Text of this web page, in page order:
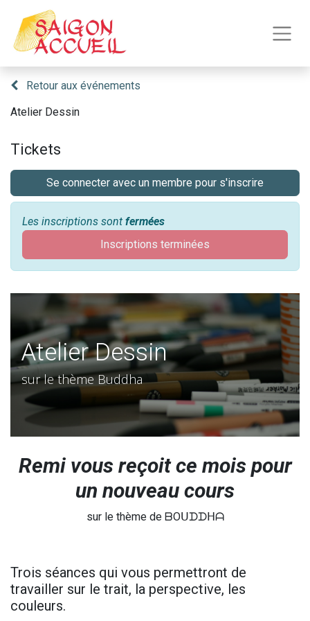
Retour aux événements
Atelier Dessin
Tickets
Se connecter avec un membre pour s'inscrire
Les inscriptions sont fermées
Inscriptions terminées
Atelier Dessin
sur le thème Buddha
Remi vous reçoit ce mois pour
un nouveau cours
sur le thème de ᗷOᑌᗪᗪᕼᗩ
Trois séances qui vous permettront de
travailler sur le trait, la perspective, les
couleurs.